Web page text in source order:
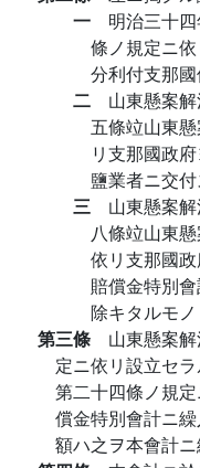
一 明治三十
條ノ規定ニ
分利付支那
二 山東懸案
五條竝山東
リ支那國政
鹽業者ニ交
三 山東懸案
八條竝山東
依リ支那國
賠償金特別
除キタルモノ
第三條 山東懸案
定ニ依リ設立セ
第二十四條ノ規
償金特別會計ニ
額ハ之ヲ本會計